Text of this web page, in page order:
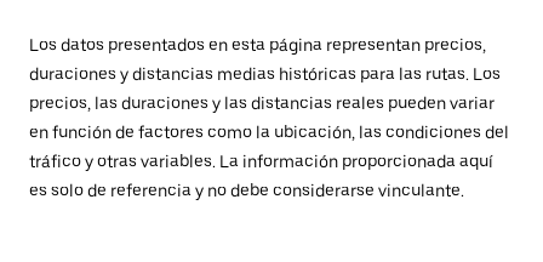
Los datos presentados en esta página representan precios,
duraciones y distancias medias históricas para las rutas. Los
precios, las duraciones y las distancias reales pueden variar
en función de factores como la ubicación, las condiciones del
tráfico y otras variables. La información proporcionada aquí
es solo de referencia y no debe considerarse vinculante.